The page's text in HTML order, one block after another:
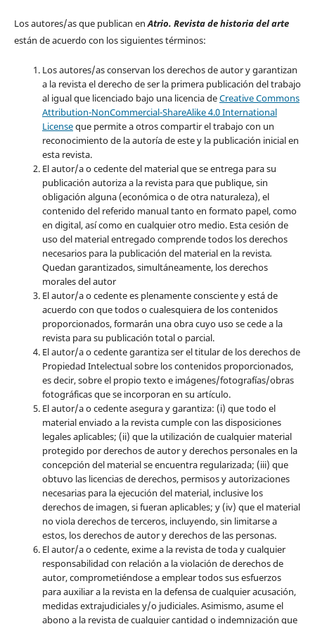
Los autores/as que publican enAtrio. Revista de historia del arte
están de acuerdo con los siguientes términos:
Los autores/as conservan los derechos de autor y garantizan
a la revista el derecho de ser la primera publicación del trabajo
al igual que licenciado bajo una licencia deCreative Commons
Attribution-NonCommercial-ShareAlike 4.0 International
Licenseque permite a otros compartir el trabajo con un
reconocimiento de la autoría de este y la publicación inicial en
esta revista.
El autor/a o cedente del material que se entrega para su
publicación autoriza a la revista para que publique, sin
obligación alguna (económica o de otra naturaleza), el
contenido del referido manual tanto en formato papel, como
en digital, así como en cualquier otro medio. Esta cesión de
uso del material entregado comprende todos los derechos
necesarios para la publicación del material en la revista.
Quedan garantizados, simultáneamente, los derechos
morales del autor
El autor/a o cedente es plenamente consciente y está de
acuerdo con que todos o cualesquiera de los contenidos
proporcionados, formarán una obra cuyo uso se cede a la
revista para su publicación total o parcial.
El autor/a o cedente garantiza ser el titular de los derechos de
Propiedad Intelectual sobre los contenidos proporcionados,
es decir, sobre el propio texto e imágenes/fotografías/obras
fotográficas que se incorporan en su artículo.
El autor/a o cedente asegura y garantiza: (i) que todo el
material enviado a la revista cumple con las disposiciones
legales aplicables; (ii) que la utilización de cualquier material
protegido por derechos de autor y derechos personales en la
concepción del material se encuentra regularizada; (iii) que
obtuvo las licencias de derechos, permisos y autorizaciones
necesarias para la ejecución del material, inclusive los
derechos de imagen, si fueran aplicables; y (iv) que el material
no viola derechos de terceros, incluyendo, sin limitarse a
estos, los derechos de autor y derechos de las personas.
El autor/a o cedente, exime a la revista de toda y cualquier
responsabilidad con relación a la violación de derechos de
autor, comprometiéndose a emplear todos sus esfuerzos
para auxiliar a la revista en la defensa de cualquier acusación,
medidas extrajudiciales y/o judiciales. Asimismo, asume el
abono a la revista de cualquier cantidad o indemnización que